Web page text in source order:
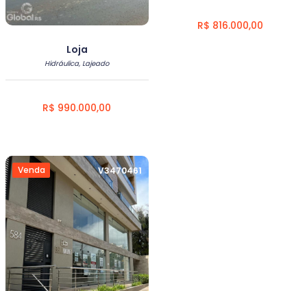
Loja
Hidráulica, Lajeado
R$ 990.000,00
R$ 816.000,00
Venda V3470461